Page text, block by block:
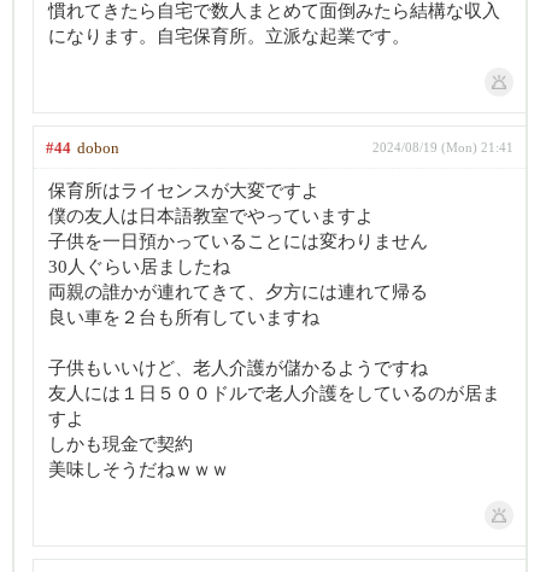
慣れてきたら自宅で数人まとめて面倒みたら結構な収入
になります。自宅保育所。立派な起業です。
#44 dobon 2024/08/19 (Mon) 21:41
保育所はライセンスが大変ですよ
僕の友人は日本語教室でやっていますよ
子供を一日預かっていることには変わりません
30人ぐらい居ましたね
両親の誰かが連れてきて、夕方には連れて帰る
良い車を２台も所有していますね
子供もいいけど、老人介護が儲かるようですね
友人には１日５００ドルで老人介護をしているのが居ま
すよ
しかも現金で契約
美味しそうだねｗｗｗ